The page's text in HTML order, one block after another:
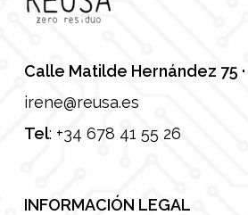
Calle Matilde Hernández 75
irene@reusa.es
Tel: +34 678 41 55 26
INFORMACIÓN LEGAL